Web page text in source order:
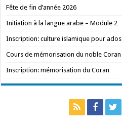
Fête de fin d’année 2026
Initiation à la langue arabe – Module 2
Inscription: culture islamique pour ados
Cours de mémorisation du noble Coran
Inscription: mémorisation du Coran